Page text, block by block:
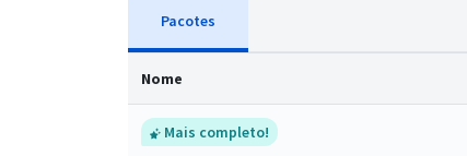
Pacotes
Nome
Mais completo!